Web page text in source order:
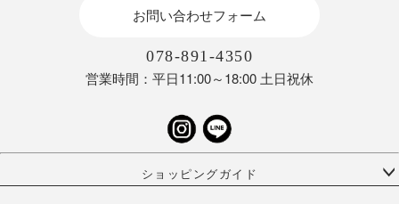
お問い合わせフォーム
078-891-4350
営業時間：平日11:00～18:00 土日祝休
ショッピングガイド